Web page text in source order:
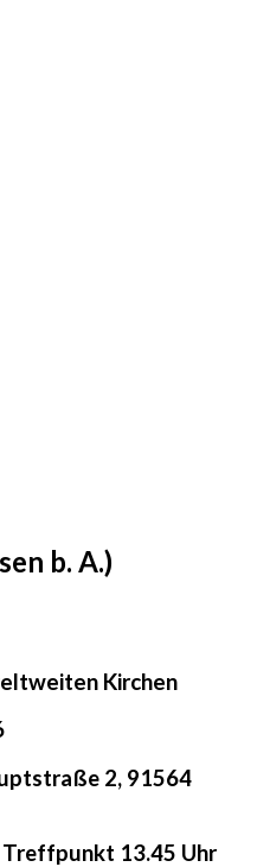
b. A.)
Kirchen
2, 91564
13.45 Uhr